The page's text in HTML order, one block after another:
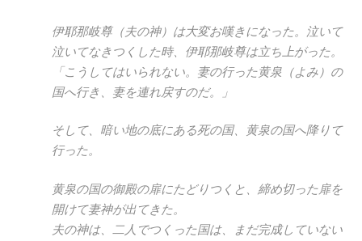
伊耶那岐尊（夫の神）は大変お嘆きになった。泣いて
泣いてなきつくした時、伊耶那岐尊は立ち上がった。
「こうしてはいられない。妻の行った黄泉（よみ）の
国へ行き、妻を連れ戻すのだ。」
そして、暗い地の底にある死の国、黄泉の国へ降りて
行った。
黄泉の国の御殿の扉にたどりつくと、締め切った扉を
開けて妻神が出てきた。
夫の神は、二人でつくった国は、まだ完成していない